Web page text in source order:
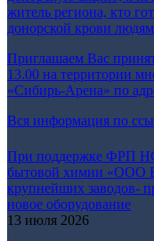
житель региона, кто
донорской крови
Приглашаем Вас
13.00 на территории
«Сибирь-Арена» по
Вся информация по
При поддержке ФРП
бытовой химии
крупнейших заводов-
новое оборудование
13 июля 2026